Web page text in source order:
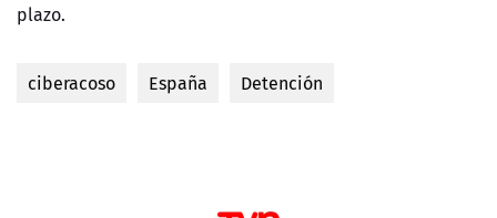
plazo.
ciberacoso España Detención